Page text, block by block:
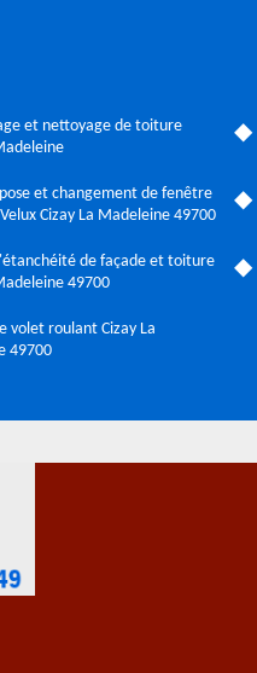
et nettoyage de toiture
et changement de fenêtre
Cizay La Madeleine 49700
de façade et toiture
49700
volet roulant Cizay La
49700